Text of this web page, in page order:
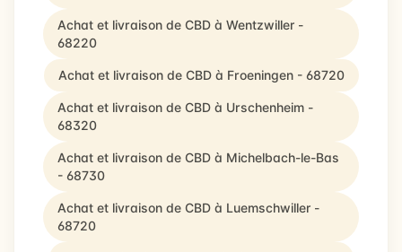
Achat et livraison de CBD à Wentzwiller -
68220
Achat et livraison de CBD à Froeningen - 68720
Achat et livraison de CBD à Urschenheim -
68320
Achat et livraison de CBD à Michelbach-le-Bas
- 68730
Achat et livraison de CBD à Luemschwiller -
68720